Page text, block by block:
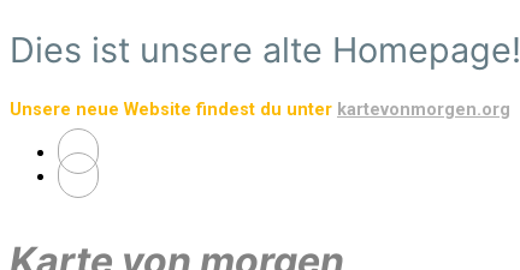
Zum
Hauptinhalt
Dies ist unsere alte Homepage!
Unsere neue Website findest du unter kartevonmorgen.org